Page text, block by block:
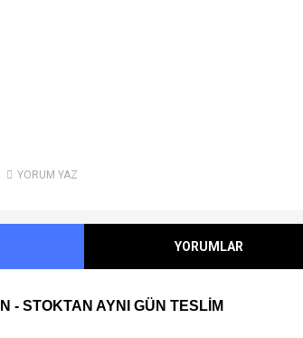
YORUM YAZ
YORUMLAR
- STOKTAN AYNI GÜN TESLİM